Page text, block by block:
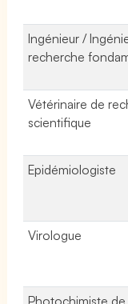
Ingénieur /
recherche
Vétérinaire de
scientifique
Epidémiologiste
Virologue
Photochimiste de